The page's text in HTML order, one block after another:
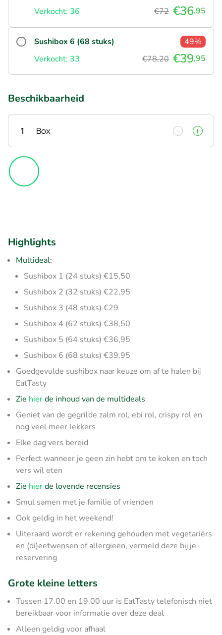
Verkocht: 36
€72 €36,95
Sushibox 6 (68 stuks)
49%
Verkocht: 33
€78,20 €39,95
Beschikbaarheid
1 Box
Highlights
Multideal:
Sushibox 1 (24 stuks) €15,50
Sushibox 2 (32 stuks) €22,95
Sushibox 3 (48 stuks) €29
Sushibox 4 (62 stuks) €38,50
Sushibox 5 (64 stuks) €36,95
Sushibox 6 (68 stuks) €39,95
Goedgevulde sushibox naar keuze om af te halen bij
EatTasty
Zie hierde inhoud van de multideals
Geniet van de gegrilde zalm rol, ebi rol, crispy rol en
nog veel meer lekkers
Elke dag vers bereid
Perfect wanneer je geen zin hebt om te koken en toch
vers wil eten
Zie hierde lovende recensies
Smul samen met je familie of vrienden
Ook geldig in het weekend!
Uiteraard wordt er rekening gehouden met vegetariërs
en (di)eetwensen of allergieën, vermeld deze bij je
reservering
Grote kleine letters
Tussen 17.00 en 19.00 uur is EatTasty telefonisch niet
bereikbaar voor informatie over deze deal
Alleen geldig voor afhaal